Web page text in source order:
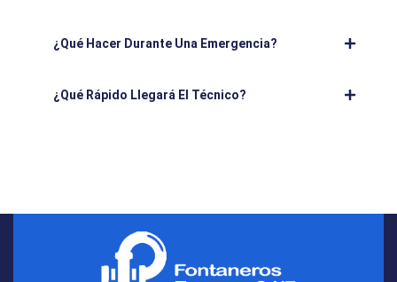
¿Qué Hacer Durante Una Emergencia?
¿Qué Rápido Llegará El Técnico?